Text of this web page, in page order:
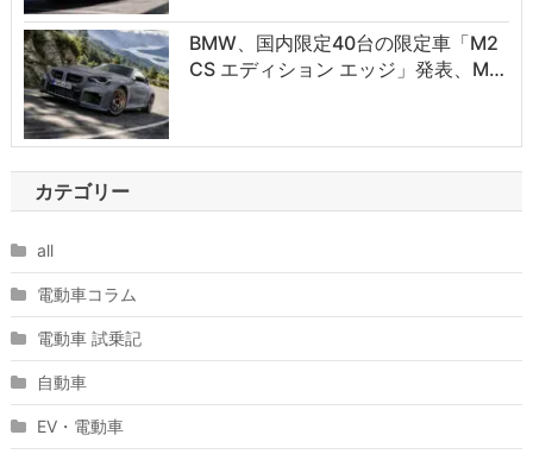
BMW、国内限定40台の限定車「M2
CS エディション エッジ」発表、M…
カテゴリー
all
電動車コラム
電動車 試乗記
自動車
EV・電動車